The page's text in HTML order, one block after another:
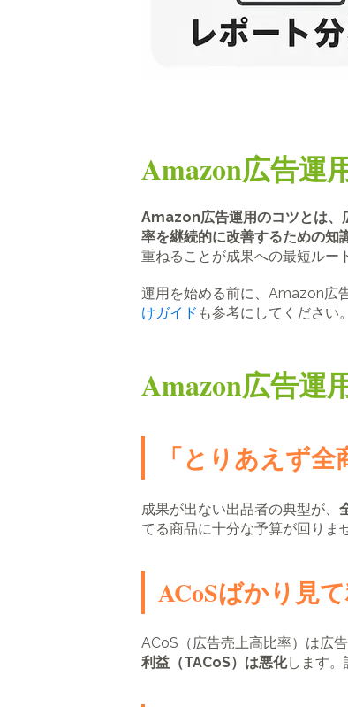
Amazon広告運
Amazon広告運用のコツとは、
率を継続的に改善するための知
重ねることが成果への最短ルー
運用を始める前に、Amazon広
けガイド も参考にしてください。
Amazon広告運
「とりあえず
成果が出ない出品者の典型が、
てる商品に十分な予算が回りま
ACoSばかり見
ACoS（広告売上高比率）は広
利益（TACoS）は悪化します。